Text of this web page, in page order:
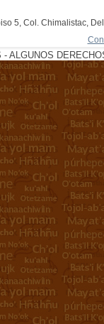
5, Col. Chimalistac,
ALGUNOS